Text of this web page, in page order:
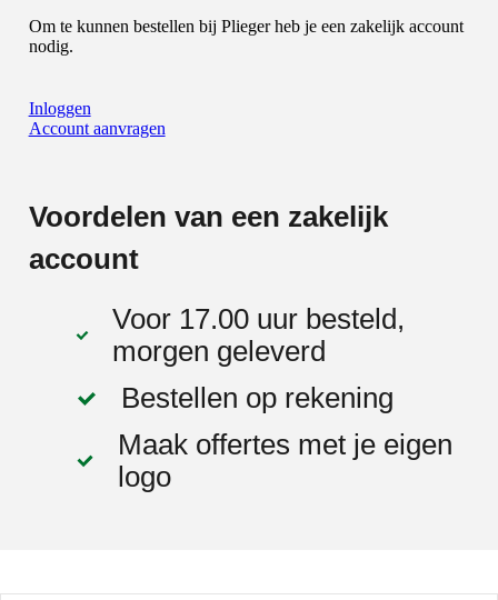
Om te kunnen bestellen bij Plieger heb je een zakelijk account
nodig.
Inloggen
Account aanvragen
Voordelen van een zakelijk
account
Voor 17.00 uur besteld,
morgen geleverd
Bestellen op rekening
Maak offertes met je eigen
logo